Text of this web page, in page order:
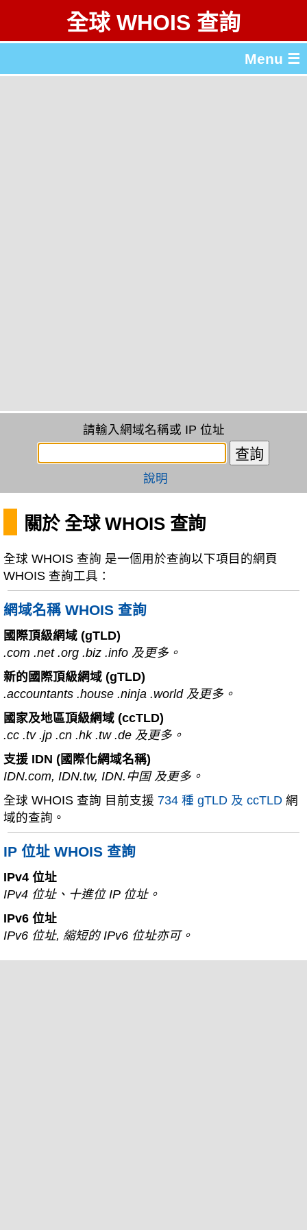
全球 WHOIS 查詢
Menu ☰
請輸入網域名稱或 IP 位址
說明
關於 全球 WHOIS 查詢
全球 WHOIS 查詢 是一個用於查詢以下項目的網頁
WHOIS 查詢工具：
網域名稱 WHOIS 查詢
國際頂級網域 (gTLD)
.com .net .org .biz .info 及更多。
新的國際頂級網域 (gTLD)
.accountants .house .ninja .world 及更多。
國家及地區頂級網域 (ccTLD)
.cc .tv .jp .cn .hk .tw .de 及更多。
支援 IDN (國際化網域名稱)
IDN.com, IDN.tw, IDN.中国 及更多。
全球 WHOIS 查詢 目前支援 734 種 gTLD 及 ccTLD 網
域的查詢。
IP 位址 WHOIS 查詢
IPv4 位址
IPv4 位址、十進位 IP 位址。
IPv6 位址
IPv6 位址, 縮短的 IPv6 位址亦可。